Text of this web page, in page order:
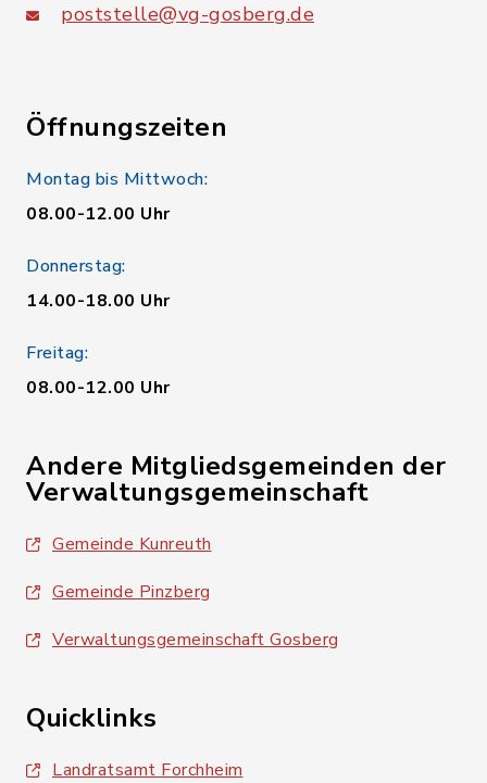
poststelle@vg-gosberg.de
Öffnungszeiten
Montag bis Mittwoch:
08.00-12.00 Uhr
Donnerstag:
14.00-18.00 Uhr
Freitag:
08.00-12.00 Uhr
Andere Mitgliedsgemeinden der
Verwaltungsgemeinschaft
Gemeinde Kunreuth
Gemeinde Pinzberg
Verwaltungsgemeinschaft Gosberg
Quicklinks
Landratsamt Forchheim